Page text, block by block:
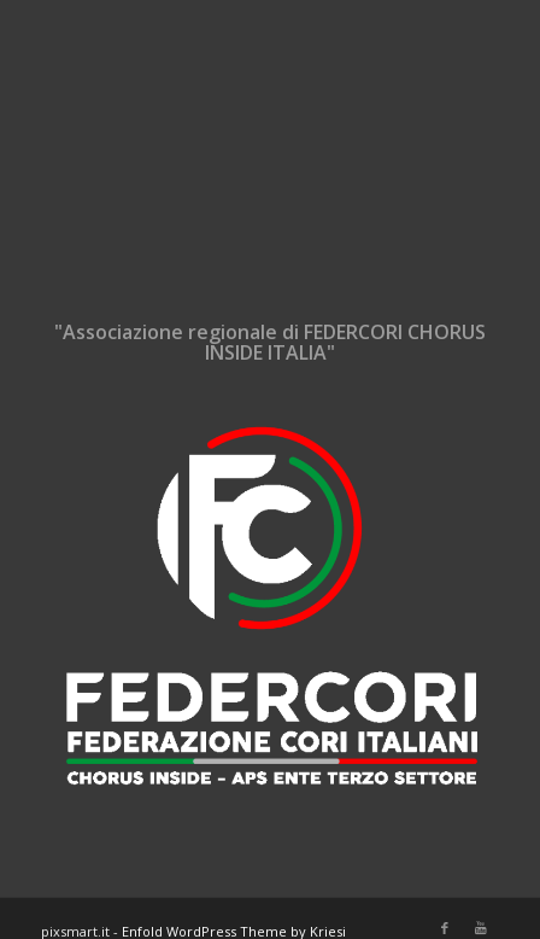
"Associazione regionale di FEDERCORI CHORUS
INSIDE ITALIA"
pixsmart.it - Enfold WordPress Theme by Kriesi